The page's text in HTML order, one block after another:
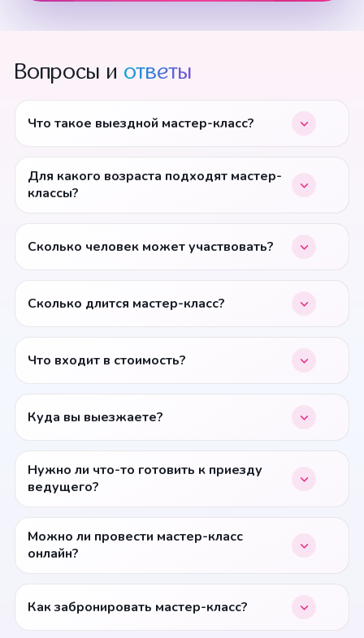
Вопросы и ответы
Что такое выездной мастер-класс?
Для какого возраста подходят мастер-
классы?
Сколько человек может участвовать?
Сколько длится мастер-класс?
Что входит в стоимость?
Куда вы выезжаете?
Нужно ли что-то готовить к приезду
ведущего?
Можно ли провести мастер-класс
онлайн?
Как забронировать мастер-класс?